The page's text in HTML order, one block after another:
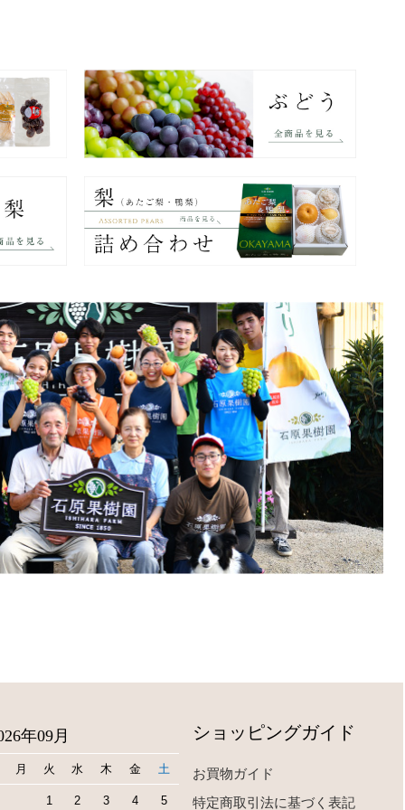
年09月
月 火 水 木 金 土
1 2 3 4 5
ショッピングガイド
お買物ガイド
特定商取引法に基づく表記